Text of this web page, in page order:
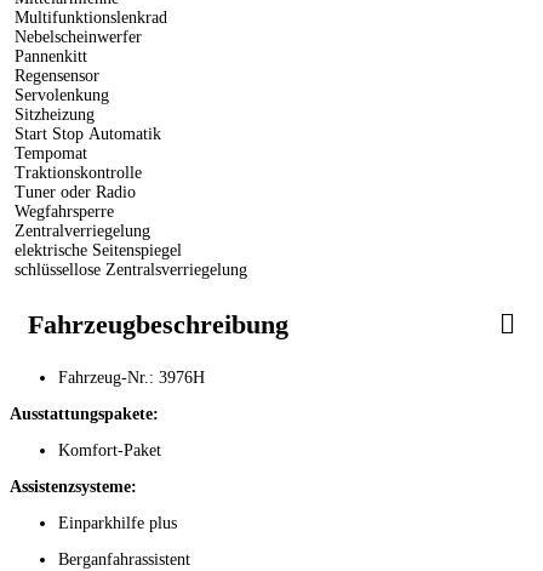
Multifunktionslenkrad
Nebelscheinwerfer
Pannenkitt
Regensensor
Servolenkung
Sitzheizung
Start Stop Automatik
Tempomat
Traktionskontrolle
Tuner oder Radio
Wegfahrsperre
Zentralverriegelung
elektrische Seitenspiegel
schlüssellose Zentralsverriegelung
Fahrzeugbeschreibung
Fahrzeug-Nr.: 3976H
Ausstattungspakete:
Komfort-Paket
Assistenzsysteme:
Einparkhilfe plus
Berganfahrassistent